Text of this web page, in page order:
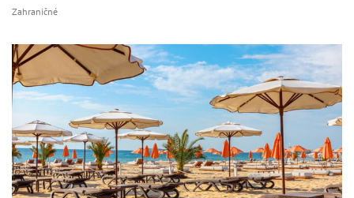
Zahraničné